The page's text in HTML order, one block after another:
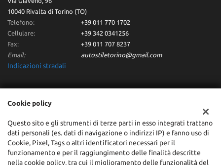
10040 Rivalta di Torino (TO)
Telefono:
+39 011 770 1702
Cellulare:
+39 342 0341256
Fax:
+39 011 707 8237
Email:
autostiletorino@gmail.com
Indicazioni stradali
Dati fiscali:
Via Giaveno, 96 - Rivalta di Torino (TO)
C.F/P.IVA:10371960013
Registro delle imprese:TO
REA:TO-1127727
Cookie policy
Questo sito e gli strumenti di terze parti in esso integrati trattano
dati personali (es. dati di navigazione o indirizzi IP) e fanno uso di
Cookie, Pixel, Tags o altri identificatori necessari per il
funzionamento e per il raggiungimento delle finalità descritte
nella cookie policy, tra cui il miglioramento delle funzionalità del